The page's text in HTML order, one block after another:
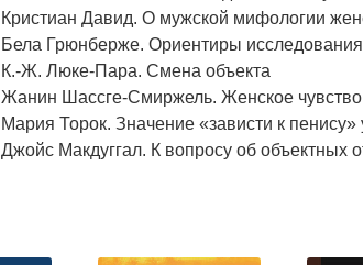
Кристиан Давид. О мужской мифологии
Бела Грюнберже. Ориентиры
К.-Ж. Люке-Пара. Смена объекта
Жанин Шассге-Смиржель. Женское чувство
Мария Торок. Значение «зависти к
Джойс Макдуггал. К вопросу об объектных